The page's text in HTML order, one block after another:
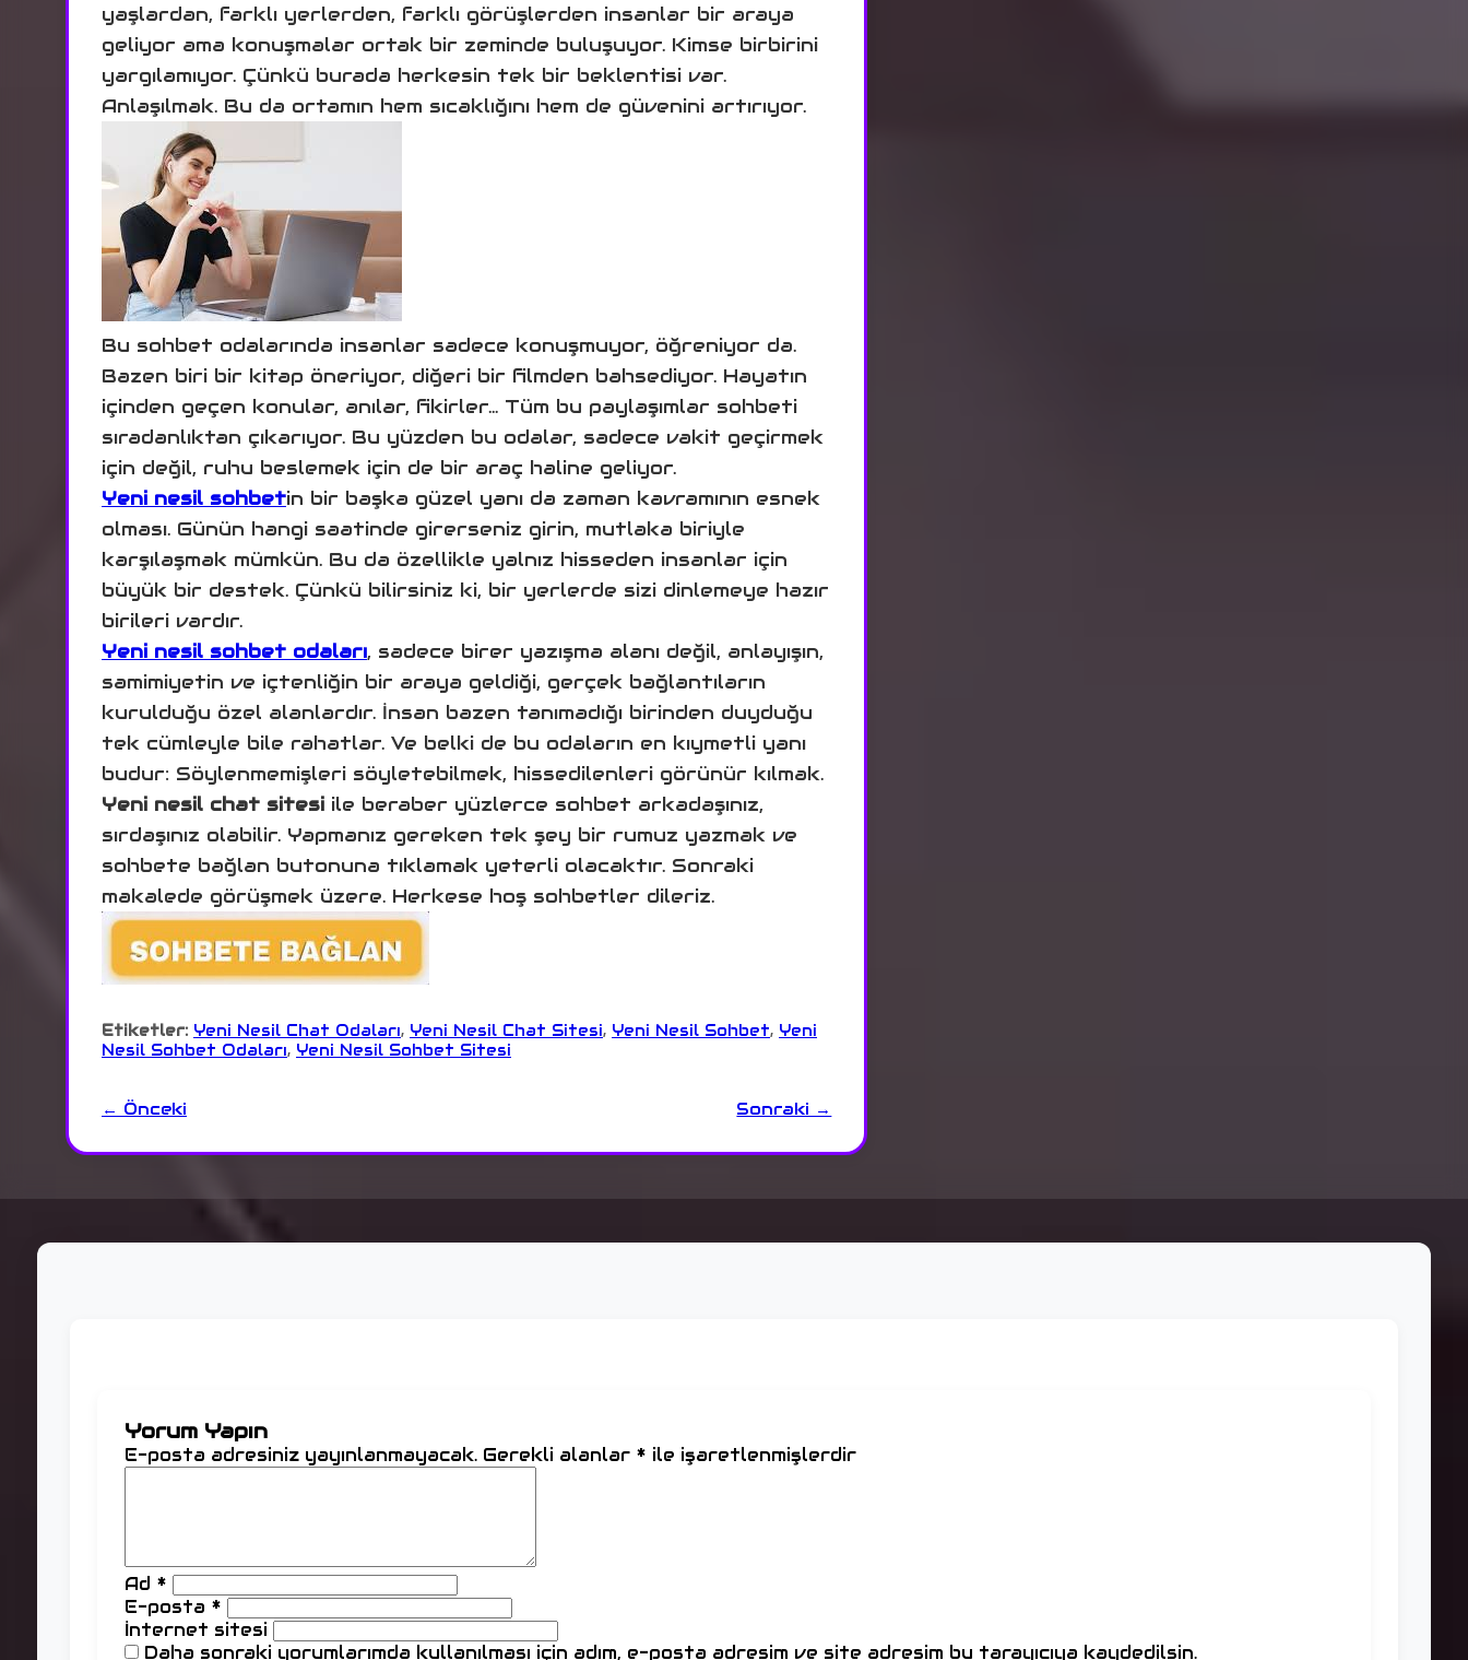
yaşlardan, farklı yerlerden, farklı görüşlerden insanlar bir araya
geliyor ama konuşmalar ortak bir zeminde buluşuyor. Kimse birbirini
yargılamıyor. Çünkü burada herkesin tek bir beklentisi var.
Anlaşılmak. Bu da ortamın hem sıcaklığını hem de güvenini artırıyor.
Bu sohbet odalarında insanlar sadece konuşmuyor, öğreniyor da.
Bazen biri bir kitap öneriyor, diğeri bir filmden bahsediyor. Hayatın
içinden geçen konular, anılar, fikirler… Tüm bu paylaşımlar sohbeti
sıradanlıktan çıkarıyor. Bu yüzden bu odalar, sadece vakit geçirmek
için değil, ruhu beslemek için de bir araç haline geliyor.
Yeni nesil sohbetin bir başka güzel yanı da zaman kavramının esnek
olması. Günün hangi saatinde girerseniz girin, mutlaka biriyle
karşılaşmak mümkün. Bu da özellikle yalnız hisseden insanlar için
büyük bir destek. Çünkü bilirsiniz ki, bir yerlerde sizi dinlemeye hazır
birileri vardır.
Yeni nesil sohbet odaları, sadece birer yazışma alanı değil, anlayışın,
samimiyetin ve içtenliğin bir araya geldiği, gerçek bağlantıların
kurulduğu özel alanlardır. İnsan bazen tanımadığı birinden duyduğu
tek cümleyle bile rahatlar. Ve belki de bu odaların en kıymetli yanı
budur: Söylenmemişleri söyletebilmek, hissedilenleri görünür kılmak.
Yeni nesil chat sitesi ile beraber yüzlerce sohbet arkadaşınız,
sırdaşınız olabilir. Yapmanız gereken tek şey bir rumuz yazmak ve
sohbete bağlan butonuna tıklamak yeterli olacaktır. Sonraki
makalede görüşmek üzere. Herkese hoş sohbetler dileriz.
Etiketler: Yeni Nesil Chat Odaları, Yeni Nesil Chat Sitesi, Yeni Nesil Sohbet, Yeni
Nesil Sohbet Odaları, Yeni Nesil Sohbet Sitesi
← Önceki Sonraki →
Yorum Yapın
E-posta adresiniz yayınlanmayacak. Gerekli alanlar * ile işaretlenmişlerdir
Ad *
E-posta *
İnternet sitesi
Daha sonraki yorumlarımda kullanılması için adım, e-posta adresim ve site adresim bu tarayıcıya kaydedilsin.